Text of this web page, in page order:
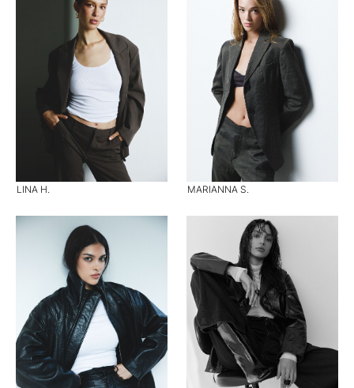
LINA H. MARIANNA S.